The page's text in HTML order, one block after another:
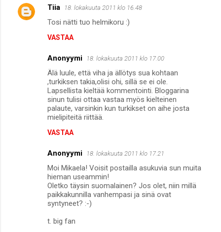
Tiia 18. lokakuuta 2011 klo 16.48
Tosi nätti tuo helmikoru :)
VASTAA
Anonyymi 18. lokakuuta 2011 klo 17.00
Älä luule, että viha ja ällötys sua kohtaan
,turkiksen takia,olisi ohi, sillä se ei ole.
Lapsellista kieltää kommentointi. Bloggarina
sinun tulisi ottaa vastaa myös kielteinen
palaute, varsinkin kun turkikset on aihe josta
mielipiteitä riittää.
VASTAA
Anonyymi 18. lokakuuta 2011 klo 17.21
Moi Mikaela! Voisit postailla asukuvia sun muita
hieman useammin!
Oletko täysin suomalainen? Jos olet, niin millä
paikkakunnilla vanhempasi ja sinä ovat
syntyneet? :-)
t. big fan